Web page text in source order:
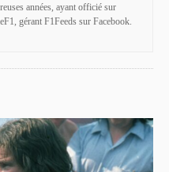
années, ayant officié sur
gérant F1Feeds sur Facebook.